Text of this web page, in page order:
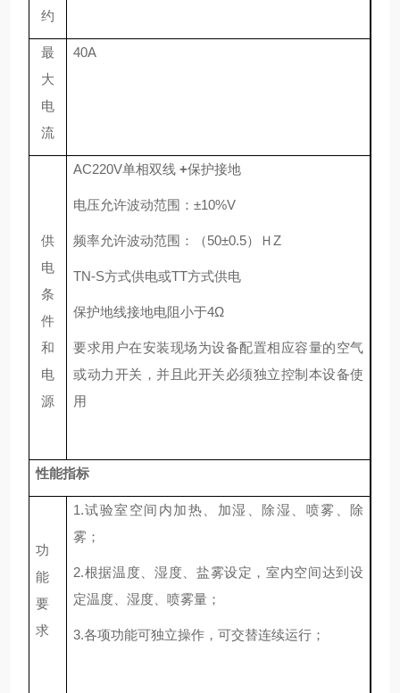
约
最
大
电
流
40A
供
电
条
件
和
电
源
AC220V单相双线 +保护接地
电压允许波动范围： ±10%V
频率允许波动范围：（50±0.5）ＨZ
TN-S方式供电或TT方式供电
保护地线接地电阻小于4Ω
要求用户在安装现场为设备配置相应容量的空气
或动力开关，并且此开关必须独立控制本设备使
用
性能指标
功
能
要
求
1.试验室空间内加热、加湿、除湿、喷雾、除
雾；
2.根据温度、湿度、盐雾设定，室内空间达到设
定温度、湿度、喷雾量；
3.各项功能可独立操作，可交替连续运行；